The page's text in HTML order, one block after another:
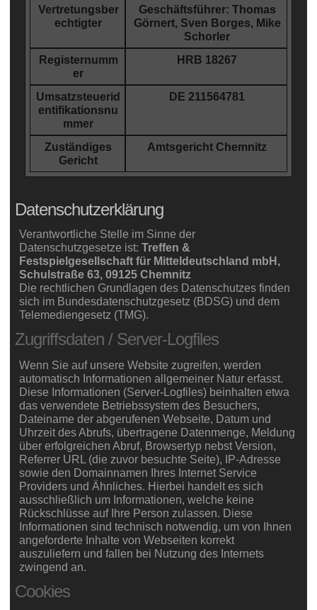
Vertretungsber
echtigter
Geschäftsführer: Thomas
Görnert, Sven Borges, Mike
Schorler
Registernumm
er
HRB 18267
Umsatzsteuerid
entifikationsnu
mmer
DE 211564781
Zuständiges
Gericht
Amtsgericht Chemnitz
Datenschutzerklärung
Verantwortliche Stelle im Sinne der
Datenschutzgesetze ist:Treffen &
Festspielgesellschaft für Mitteldeutschland mbH,
Schulstraße 63, 09125 Chemnitz
Die rechtlichen Grundlagen des Datenschutzes finden
sich im Bundesdatenschutzgesetz (BDSG) und dem
Telemediengesetz (TMG).
Zugriffsdaten / Server-Logfiles
Wenn Sie auf unsere Website zugreifen, werden
automatisch Informationen allgemeiner Natur erfasst.
Diese Informationen (Server-Logfiles) beinhalten etwa
das verwendete Betriebssystem des Besuchers,
Dateiname der abgerufenen Webseite, Datum und
Uhrzeit des Abrufs, übertragene Datenmenge, Meldung
über erfolgreichen Abruf, Browsertyp nebst Version,
Referrer URL (die zuvor besuchte Seite), IP-Adresse
sowie den Domainnamen Ihres Internet Service
Providers und Ähnliches. Hierbei handelt es sich
ausschließlich um Informationen, welche keine
Rückschlüsse auf Ihre Person zulassen. Diese
Informationen sind technisch notwendig, um von Ihnen
angeforderte Inhalte von Webseiten korrekt
auszuliefern und fallen bei Nutzung des Internets
zwingend an.
Cookies